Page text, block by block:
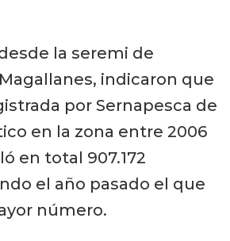
la seremi de
indicaron que
por Sernapesca de
en la zona entre 2006
en total 907.172
el año pasado el que
número.